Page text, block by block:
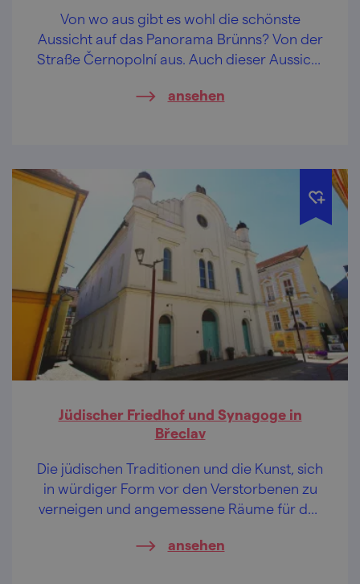
Von wo aus gibt es wohl die schönste
Aussicht auf das Panorama Brünns? Von der
Straße Černopolní aus. Auch dieser Aussicht
Bauten der funktionalistischen Architektur...
ansehen
Jüdischer Friedhof und Synagoge in
Břeclav
Die jüdischen Traditionen und die Kunst, sich
in würdiger Form vor den Verstorbenen zu
verneigen und angemessene Räume für das
schaffen, charakterisieren auch die
ansehen